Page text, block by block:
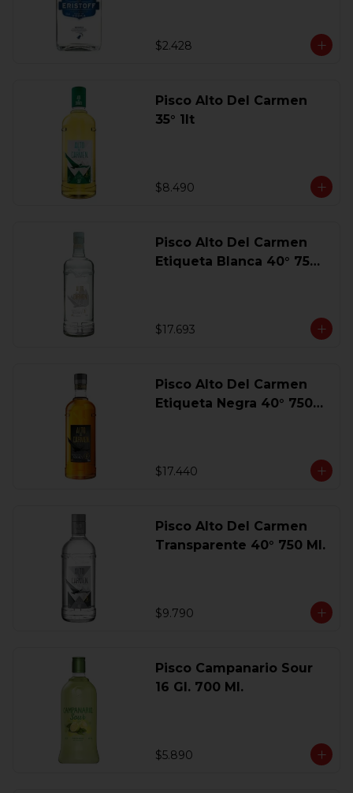
$2.428
Pisco Alto Del Carmen
35° 1lt
$8.490
Pisco Alto Del Carmen
Etiqueta Blanca 40° 750
$17.693
Pisco Alto Del Carmen
Etiqueta Negra 40° 750
$17.440
Pisco Alto Del Carmen
Transparente 40° 750 Ml.
$9.790
Pisco Campanario Sour
16 Gl. 700 Ml.
$5.890